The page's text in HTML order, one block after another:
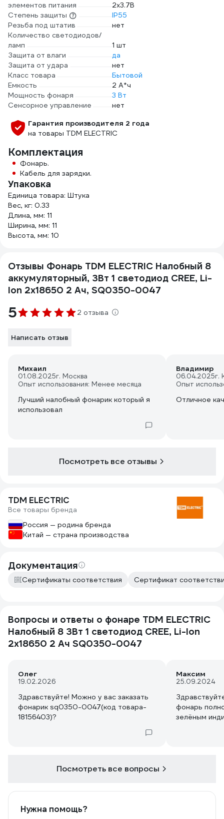
элементов питания
2х3.7В
Степень защиты
IP55
Резьба под штатив
нет
Количество светодиодов/
ламп
1 шт
Защита от влаги
да
Защита от удара
нет
Класс товара
Бытовой
Емкость
2 А*ч
Мощность фонаря
3 Вт
Сенсорное управление
нет
Гарантия производителя 2 года
на товары TDM ELECTRIC
Комплектация
Фонарь.
Кабель для зарядки.
Упаковка
Единица товара: Штука
Вес, кг: 0.33
Длина, мм: 11
Ширина, мм: 11
Высота, мм: 10
Отзывы Фонарь TDM ELECTRIC Налобный 8
аккумуляторный, 3Вт 1 светодиод CREE, Li-
Ion 2x18650 2 Ач, SQ0350-0047
5 2 отзыва
Написать отзыв
Михаил
01.08.2025г. Москва
Опыт использования: Менее месяца
Лучший налобный фонарик который я
использовал
Владимир
06.04.2025г.
Опыт
Отличное
Посмотреть все отзывы
TDM ELECTRIC
Все товары бренда
Россия — родина бренда
Китай — страна производства
Документация
Сертификаты соответствия Сертификат
Вопросы и ответы о фонаре TDM ELECTRIC
Налобный 8 3Вт 1 светодиод CREE, Li-Ion
2x18650 2 Ач SQ0350-0047
Олег
19.02.2026
Здравствуйте! Можно у вас заказать
фонарик sq0350-0047(код товара-
18156403)?
Максим
25.09.2024
фонарь
зелёным
Посмотреть все вопросы
Нужна помощь?